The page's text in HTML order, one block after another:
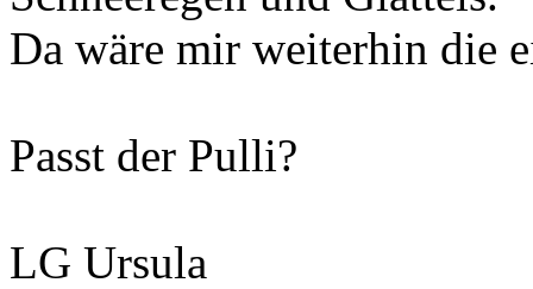
Da wäre mir weiterhin die
Passt der Pulli?
LG Ursula